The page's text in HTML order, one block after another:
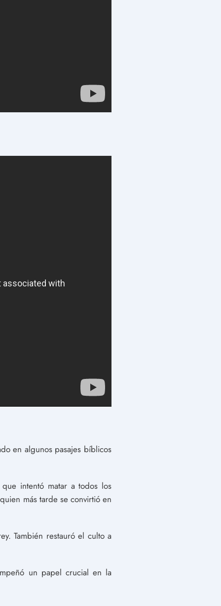
en algunos pasajes bíblicos
intentó matar a todos los
más tarde se convirtió en
También restauró el culto a
un papel crucial en la